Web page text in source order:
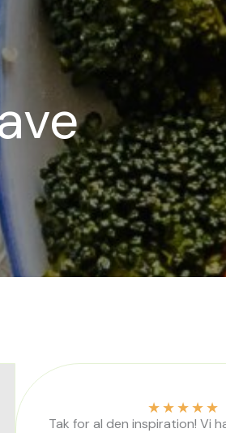
★★★★★
Tak for al den inspiration! Vi